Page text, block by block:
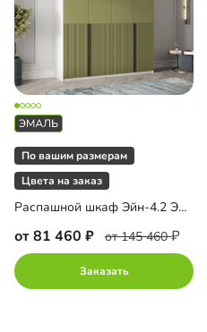
По вашим размерам
Цвета на заказ
Распашной шкаф Эйн-4.2 Эмаль Декор 1
от 81 460 от 145 460
Заказать